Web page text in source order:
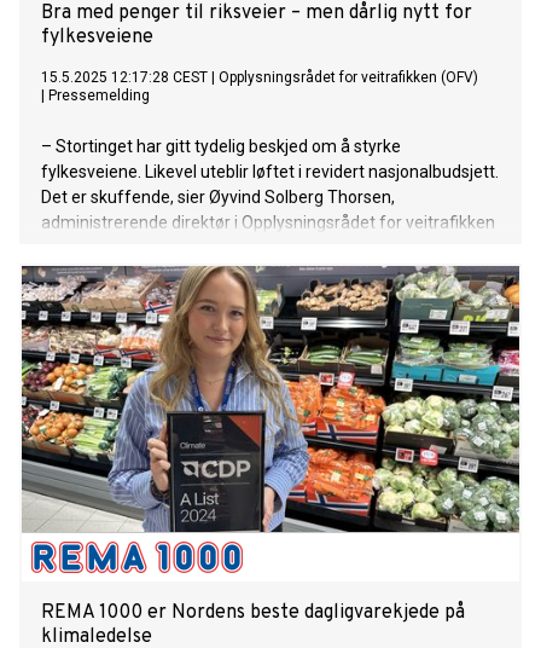
Bra med penger til riksveier – men dårlig nytt for
fylkesveiene
15.5.2025 12:17:28 CEST
Opplysningsrådet for veitrafikken (OFV)
Pressemelding
– Stortinget har gitt tydelig beskjed om å styrke
fylkesveiene. Likevel uteblir løftet i revidert nasjonalbudsjett.
Det er skuffende, sier Øyvind Solberg Thorsen,
administrerende direktør i Opplysningsrådet for veitrafikken
REMA 1000 er Nordens beste dagligvarekjede på
klimaledelse